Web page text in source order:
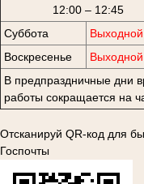
12:00 – 12:45
Суббота
Выходной
Воскресенье
Выходной
В предпраздничные дни
работы сокращается на
Отсканируй QR-код для
Госпочты